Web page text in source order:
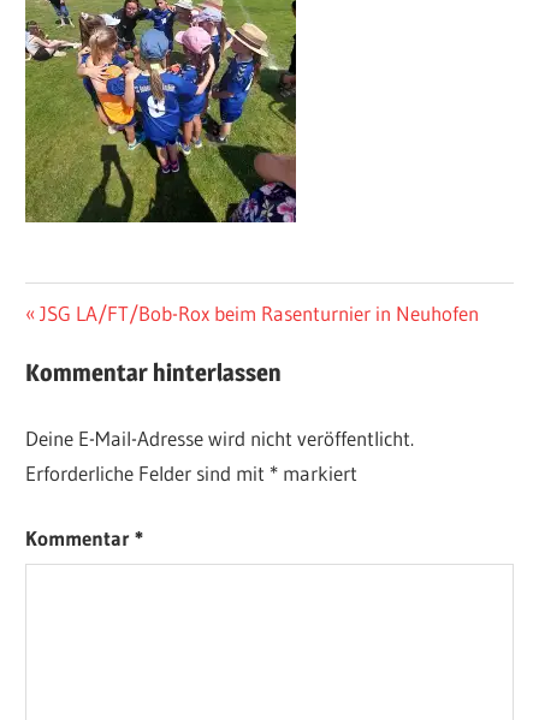
Beitragsnavigation
Vorheriger
JSG LA/FT/Bob-Rox beim Rasenturnier in Neuhofen
Kommentar hinterlassen
Deine E-Mail-Adresse wird nicht veröffentlicht.
Erforderliche Felder sind mit * markiert
Kommentar*